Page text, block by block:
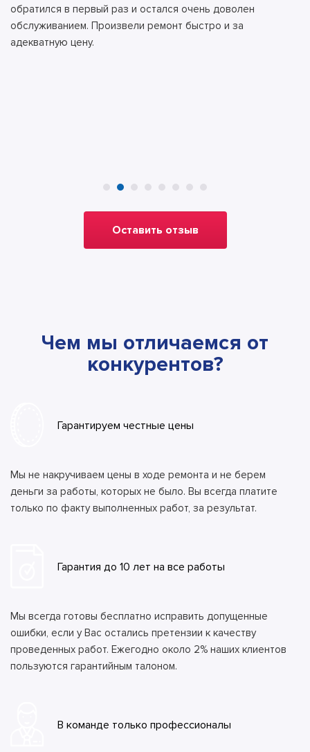
обратился в первый раз и остался очень доволен
обслуживанием. Произвели ремонт быстро и за
адекватную цену.
Оставить отзыв
Чем мы отличаемся от
конкурентов?
Гарантируем честные цены
Мы не накручиваем цены в ходе ремонта и не берем
деньги за работы, которых не было. Вы всегда платите
только по факту выполненных работ, за результат.
Гарантия до 10 лет на все работы
Мы всегда готовы бесплатно исправить допущенные
ошибки, если у Вас остались претензии к качеству
проведенных работ. Ежегодно около 2% наших клиентов
пользуются гарантийным талоном.
В команде только профессионалы